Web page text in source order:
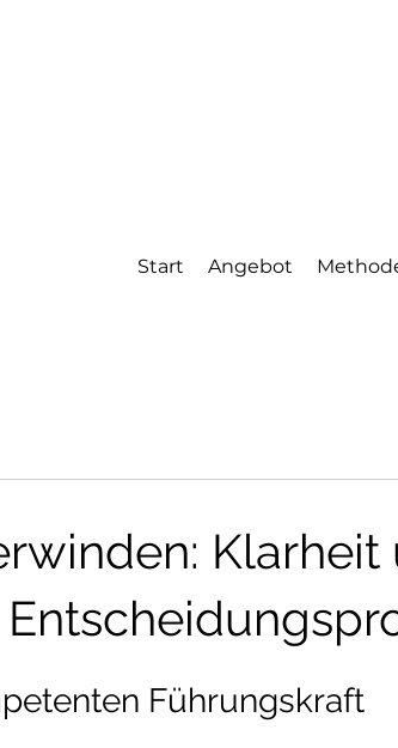
Start Angebot
Klarheit
Führungskraft